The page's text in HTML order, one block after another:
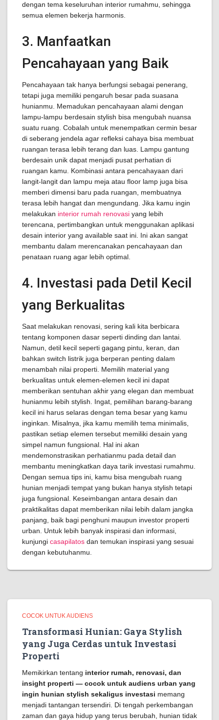
dengan tema keseluruhan interior rumahmu, sehingga
semua elemen bekerja harmonis.
3. Manfaatkan
Pencahayaan yang Baik
Pencahayaan tak hanya berfungsi sebagai penerang,
tetapi juga memiliki pengaruh besar pada suasana
hunianmu. Memadukan pencahayaan alami dengan
lampu-lampu berdesain stylish bisa mengubah nuansa
suatu ruang. Cobalah untuk menempatkan cermin besar
di seberang jendela agar refleksi cahaya bisa membuat
ruangan terasa lebih terang dan luas. Lampu gantung
berdesain unik dapat menjadi pusat perhatian di
ruangan kamu. Kombinasi antara pencahayaan dari
langit-langit dan lampu meja atau floor lamp juga bisa
memberi dimensi baru pada ruangan, membuatnya
terasa lebih hangat dan mengundang. Jika kamu ingin
melakukan interior rumah renovasi yang lebih
terencana, pertimbangkan untuk menggunakan aplikasi
desain interior yang available saat ini. Ini akan sangat
membantu dalam merencanakan pencahayaan dan
penataan ruang agar lebih optimal.
4. Investasi pada Detil Kecil
yang Berkualitas
Saat melakukan renovasi, sering kali kita berbicara
tentang komponen dasar seperti dinding dan lantai.
Namun, detil kecil seperti gagang pintu, keran, dan
bahkan switch listrik juga berperan penting dalam
menambah nilai properti. Memilih material yang
berkualitas untuk elemen-elemen kecil ini dapat
memberikan sentuhan akhir yang elegan dan membuat
hunianmu lebih stylish. Ingat, pemilihan barang-barang
kecil ini harus selaras dengan tema besar yang kamu
inginkan. Misalnya, jika kamu memilih tema minimalis,
pastikan setiap elemen tersebut memiliki desain yang
simpel namun fungsional. Hal ini akan
mendemonstrasikan perhatianmu pada detail dan
membantu meningkatkan daya tarik investasi rumahmu.
Dengan semua tips ini, kamu bisa mengubah ruang
hunian menjadi tempat yang bukan hanya stylish tetapi
juga fungsional. Keseimbangan antara desain dan
praktikalitas dapat memberikan nilai lebih dalam jangka
panjang, baik bagi penghuni maupun investor properti
urban. Untuk lebih banyak inspirasi dan informasi,
kunjungi casapilatos dan temukan inspirasi yang sesuai
dengan kebutuhanmu.
COCOK UNTUK AUDIENS
Transformasi Hunian: Gaya Stylish
yang Juga Cerdas untuk Investasi
Properti
Memikirkan tentang interior rumah, renovasi, dan
insight properti — cocok untuk audiens urban yang
ingin hunian stylish sekaligus investasi memang
menjadi tantangan tersendiri. Di tengah perkembangan
zaman dan gaya hidup yang terus berubah, hunian tidak